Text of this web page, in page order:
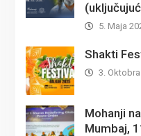
5. Maja
Shakti
3.
Mohanji
Mumbaj,